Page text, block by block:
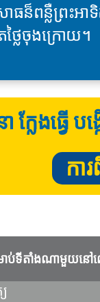
ន៏ពន្លឺព្រះអាទិ
លៃចុងក្រោយ។
ក្លែងធ្វើ ប
កា
សម្រាប់ទីតាំងណាមួយ